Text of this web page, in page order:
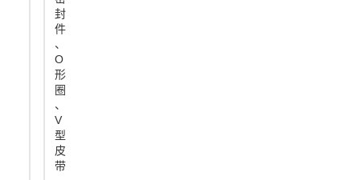
封
件
、
O
形
圈
、
V
型
皮
带